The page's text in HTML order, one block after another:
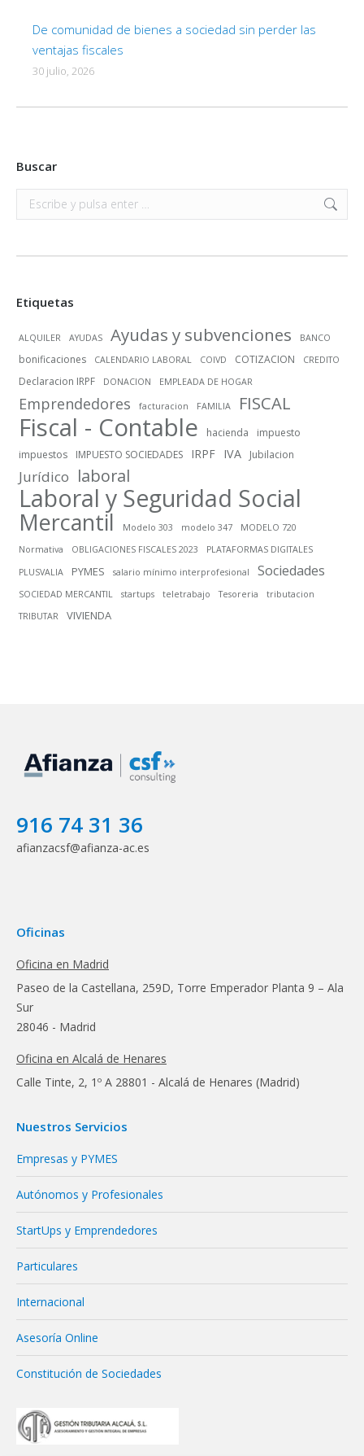
De comunidad de bienes a sociedad sin perder las
ventajas fiscales
30 julio, 2026
Buscar
Buscar:
Etiquetas
ALQUILER AYUDAS Ayudas y subvenciones BANCO
bonificaciones CALENDARIO LABORAL COIVD COTIZACION CREDITO
Declaracion IRPF DONACION EMPLEADA DE HOGAR
Emprendedores facturacion FAMILIA FISCAL
Fiscal - Contable hacienda
impuesto
impuestos
IMPUESTO SOCIEDADES IRPF IVA Jubilacion
Jurídico laboral
Laboral y Seguridad Social
Mercantil Modelo 303 modelo 347
MODELO 720
Normativa
OBLIGACIONES FISCALES 2023
PLATAFORMAS DIGITALES
PLUSVALIA
PYMES salario mínimo interprofesional Sociedades
SOCIEDAD MERCANTIL startups teletrabajo Tesoreria
tributacion
TRIBUTAR
VIVIENDA
916 74 31 36
afianzacsf@afianza-ac.es
Oficinas
Oficina en Madrid
Paseo de la Castellana, 259D, Torre Emperador Planta 9 – Ala
Sur
28046 - Madrid
Oficina en Alcalá de Henares
Calle Tinte, 2, 1º A 28801 - Alcalá de Henares (Madrid)
Nuestros Servicios
Empresas y PYMES
Autónomos y Profesionales
StartUps y Emprendedores
Particulares
Internacional
Asesoría Online
Constitución de Sociedades